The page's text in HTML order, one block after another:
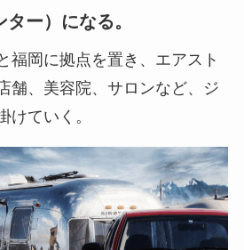
ー）になる。
福岡に拠点を置き、エアスト
舗、美容院、サロンなど、ジ
けていく。